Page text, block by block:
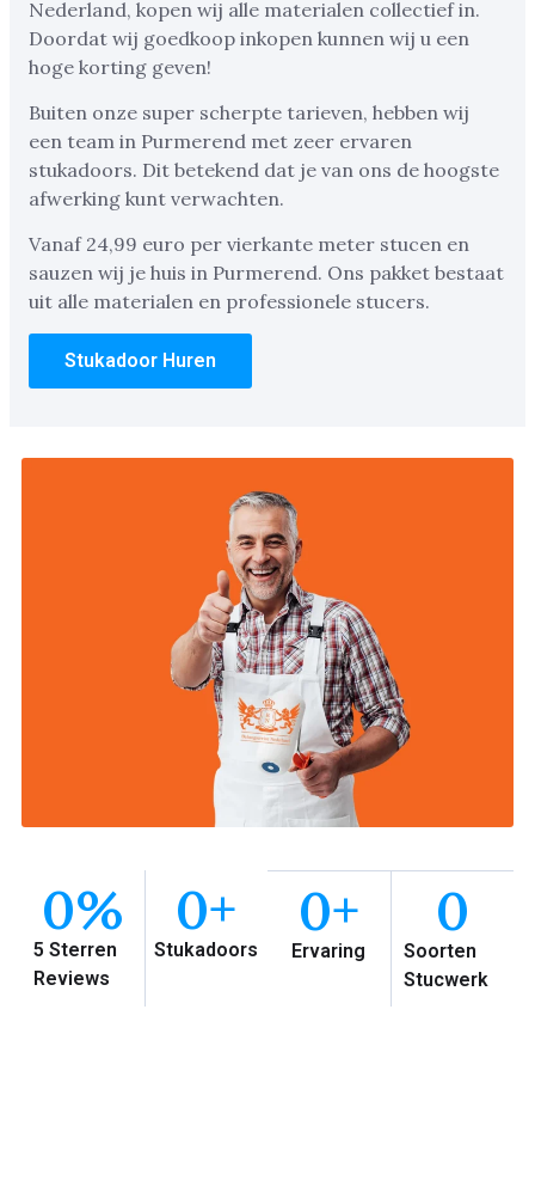
Nederland, kopen wij alle materialen collectief in.
Doordat wij goedkoop inkopen kunnen wij u een
hoge korting geven!
Buiten onze super scherpte tarieven, hebben wij
een team in Purmerend met zeer ervaren
stukadoors. Dit betekend dat je van ons de hoogste
afwerking kunt verwachten.
Vanaf 24,99 euro per vierkante meter stucen en
sauzen wij je huis in Purmerend. Ons pakket bestaat
uit alle materialen en professionele stucers.
Stukadoor Huren
5 Sterren
Reviews
0%
Stukadoors
0+
Ervaring
0+
Soorten
Stucwerk
0